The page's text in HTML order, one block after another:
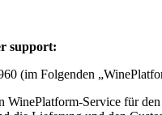
support:
(im Folgenden
WinePlatform-Service für